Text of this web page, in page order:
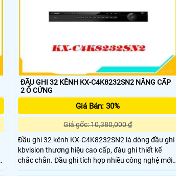
ĐẦU GHI 32 KÊNH KX-C4K8232SN2 NÂNG CẤP
2 Ổ CỨNG
Giá Bán: 30%
Giá gốc: 10,380,000 ₫
Đầu ghi 32 kênh KX-C4K8232SN2 là dòng đầu ghi
kbvision thương hiệu cao cấp, đàu ghi thiết kế
chắc chắn. Đầu ghi tích hợp nhiều công nghệ mới
và tiên tiến. Đầu ghi hỗ trợ camera lên tới 8.0